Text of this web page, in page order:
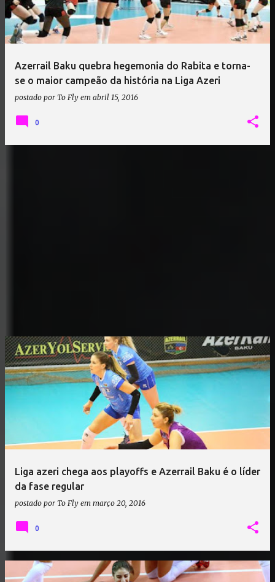
Azerrail Baku quebra hegemonia do Rabita e torna-
se o maior campeão da história na Liga Azeri
postado por To Fly em abril 15, 2016
0
Liga azeri chega aos playoffs e Azerrail Baku é o líder
da fase regular
postado por To Fly em março 20, 2016
0